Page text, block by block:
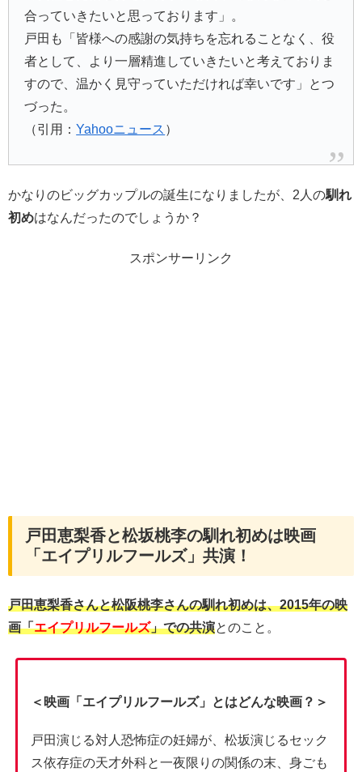
合っていきたいと思っております」。
戸田も「皆様への感謝の気持ちを忘れることなく、役
者として、より一層精進していきたいと考えておりま
すので、温かく見守っていただければ幸いです」とつ
づった。
（引用：Yahooニュース ）
かなりのビッグカップルの誕生になりましたが、2人の馴れ
初めはなんだったのでしょうか？
スポンサーリンク
戸田恵梨香と松坂桃李の馴れ初めは映画
「エイプリルフールズ」共演！
戸田恵梨香さんと松阪桃李さんの馴れ初めは、2015年の映
画「エイプリルフールズ」での共演とのこと。
＜映画「エイプリルフールズ」とはどんな映画？＞
戸田演じる対人恐怖症の妊婦が、松坂演じるセック
ス依存症の天才外科と一夜限りの関係の末、身ごも